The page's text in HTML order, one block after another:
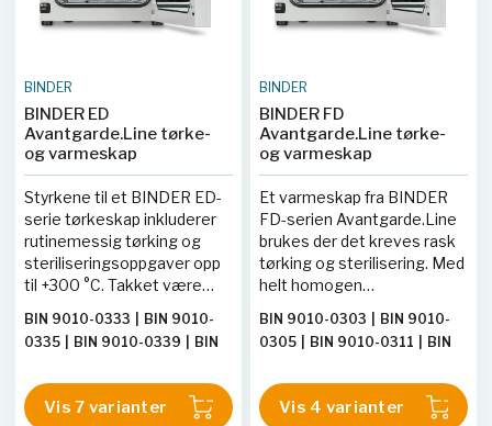
BINDER
BINDER ED
Avantgarde.Line tørke-
og varmeskap
Styrkene til et BINDER ED-
serie tørkeskap inkluderer
rutinemessig tørking og
steriliseringsoppgaver opp
til +300 °C. Takket være
termiske prosesser i dette
tørkeskapet svært
rask og jevn tørking.
BIN 9010-0333
BIN 9010-
0335
BIN 9010-0339
BIN
|BIN 9010-0340|BIN 9010-
0334Vis 7 varianter
BINDER
BINDER FD
Avantgarde.Line tørke-
og varmeskap
Et varmeskap fra BINDER
FD-serien Avantgarde.Line
brukes der det kreves rask
tørking og sterilisering. Med
helt homogen
dynamikk og kraftig vifte
sparer dette varmeskapet
BIN 9010-0303
BIN 9010-
0305
BIN 9010-0311
BIN
|BIN9010-0310|BIN9010-
0304Vis 4 varianter